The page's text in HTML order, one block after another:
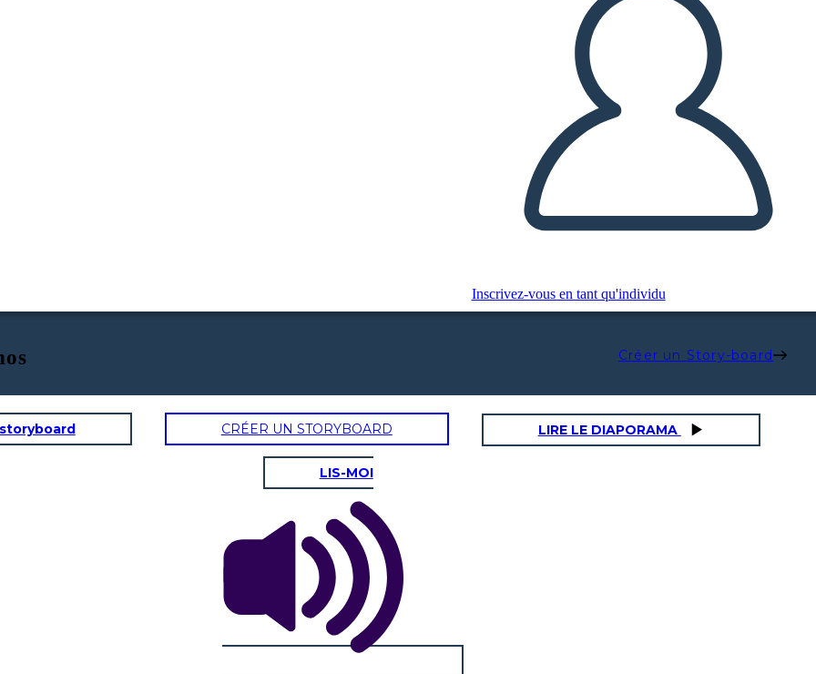
Inscrivez-vous en tant qu'individu
Créer un Story-board
tal vez... tal vez solo no
(sentandose junto a ella)
(con tono serio)
oye, ¿acaso te acuerdas de cómo nos
conocimos? todo comenzó con una idea,
tratando de hacer la diferencia
CRÉER UN STORYBOARD LIRE LE DIAPORAMA
LIS-MOI